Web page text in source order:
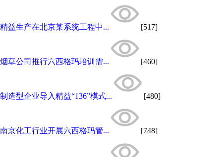
精益生产在北京某系统工程中... [517]
烟草公司推行六西格玛培训需... [460]
制造型企业导入精益“136”模式... [480]
南京化工行业开展六西格玛管... [748]